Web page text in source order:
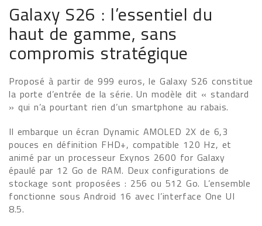
Galaxy S26 : l’essentiel du
haut de gamme, sans
compromis stratégique
Proposé à partir de 999 euros, le Galaxy S26 constitue
la porte d’entrée de la série. Un modèle dit « standard
» qui n’a pourtant rien d’un smartphone au rabais.
Il embarque un écran Dynamic AMOLED 2X de 6,3
pouces en définition FHD+, compatible 120 Hz, et
animé par un processeur Exynos 2600 for Galaxy
épaulé par 12 Go de RAM. Deux configurations de
stockage sont proposées : 256 ou 512 Go. L’ensemble
fonctionne sous Android 16 avec l’interface One UI
8.5.